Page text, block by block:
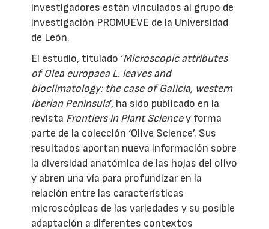
investigadores están vinculados al grupo de
investigación PROMUEVE de la Universidad
de León.
El estudio, titulado ‘Microscopic attributes
of Olea europaea L. leaves and
bioclimatology: the case of Galicia, western
Iberian Peninsula’, ha sido publicado en la
revista Frontiers in Plant Sciencey forma
parte de la colección ‘Olive Science’. Sus
resultados aportan nueva información sobre
la diversidad anatómica de las hojas del olivo
y abren una vía para profundizar en la
relación entre las características
microscópicas de las variedades y su posible
adaptación a diferentes contextos